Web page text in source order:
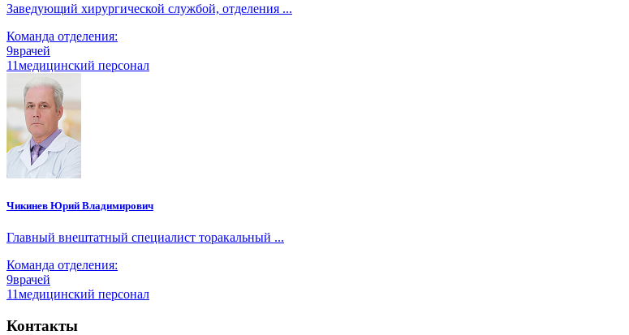
Заведующий хирургической службой, отделения ...
Команда отделения:
9врачей
11медицинский персонал
Чикинев Юрий Владимирович
Главный внештатный специалист торакальный ...
Команда отделения:
9врачей
11медицинский персонал
Контакты